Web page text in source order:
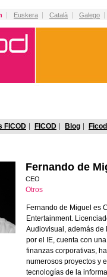
Euskera Català Galego
Fernando de
CEO
Otros
Fernando de Miguel es
Entertainment.
Audiovisual, además de
por el IE, cuenta con
finanzas corporativas,
numerosos proyectos y
tecnologías de la
FICOD FICOD Blog